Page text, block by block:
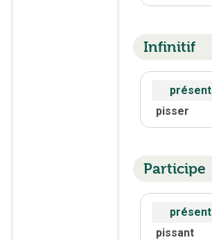
Infinitif
présent
pisser
Participe
présent
pissant